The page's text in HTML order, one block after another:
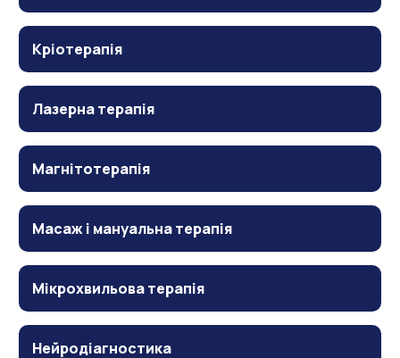
Кріотерапія
Лазерна терапія
Магнітотерапія
Масаж і мануальна терапія
Мікрохвильова терапія
Нейродіагностика